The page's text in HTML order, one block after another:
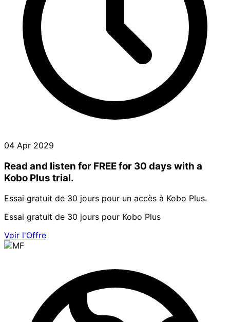
04 Apr 2029
Read and listen for FREE for 30 days with a
Kobo Plus trial.
Essai gratuit de 30 jours pour un accès à Kobo Plus.
Essai gratuit de 30 jours pour Kobo Plus
Voir l'Offre